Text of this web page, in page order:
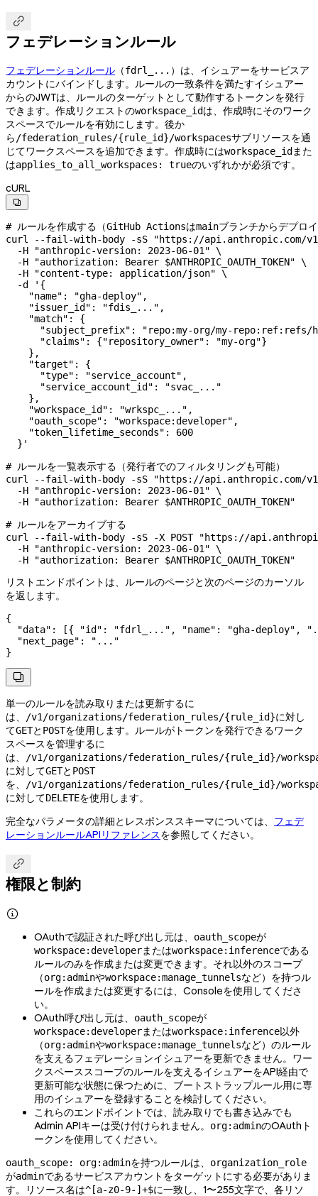

フェデレーションルール
フェデレーションルール （fdrl_... ）は、イシュアーをサービスア
カウントにバインドします。ルールの一致条件を満たすイシュアー
からのJWTは、ルールのターゲットとして動作するトークンを発行
できます。作成リクエストのworkspace_idは、作成時にそのワーク
スペースでルールを有効にします。後か
ら/federation_rules/{rule_id}/workspacesサブリソースを通
じてワークスペースを追加できます。作成時にはworkspace_id また
はapplies_to_all_workspaces: trueのいずれかが必須です。
cURL

# ルールを作成する（GitHub Actionsはmainブランチからデプロ
curl --fail-with-body -sS "https://api.anthropic.com/
  -H
"anthropic-version: 2023-06-01" \
  -H
"authorization: Bearer $ANTHROPIC_OAUTH_TOKEN" \
  -H
"content-type: application/json" \
  -d
'{
    "name": "gha-deploy",
    "issuer_id": "fdis_...",
    "match": {
"subject_prefix": "repo:my-org/my-repo:ref:refs/
      "claims": {"repository_owner": "my-org"}
    },
    "target": {
      "type": "service_account",
      "service_account_id": "svac_..."
    },
    "workspace_id": "wrkspc_...",
    "oauth_scope": "workspace:developer",
    "token_lifetime_seconds": 600
  }'
# ルールを一覧表示する（発行者でのフィルタリングも可能）
curl --fail-with-body -sS "https://api.anthropic.com/
  -H
"anthropic-version: 2023-06-01" \
  -H
"authorization: Bearer $ANTHROPIC_OAUTH_TOKEN"
# ルールをアーカイブする
curl --fail-with-body -sS -X POST "https://
  -H
"anthropic-version: 2023-06-01" \
  -H
"authorization: Bearer $ANTHROPIC_OAUTH_TOKEN"
リストエンドポイントは、ルールのページと次のページのカーソル
を返します。
{
  "data"
: [{ "id" : "fdrl_..." , "name" : "gha-deploy" ,
  "next_page"
:
"..."
}

単一のルールを読み取りまたは更新するに
は、
/v1/organizations/federation_rules/{rule_id}に対し
てGETと POSTを使用します。ルールがトークンを発行できるワーク
スペースを管理するに
は、
/v1/organizations/federation_rules/{rule_id}/
に対してGETと POST
を、 /v1/organizations/federation_rules/{rule_id}/
に対してDELETEを使用します。
完全なパラメータの詳細とレスポンススキーマについては、 フェデ
レーションルールAPIリファレンスを参照してください。

権限と制約

OAuthで認証された呼び出し元は、 oauth_scopeが
workspace:developerまたはworkspace:inferenceである
ルールのみを作成または変更できます。それ以外のスコープ
（org:adminやworkspace:manage_tunnelsなど）を持つル
ールを作成または変更するには、Consoleを使用してくださ
い。
OAuth呼び出し元は、
oauth_scopeが
workspace:developerまたはworkspace:inference以外
（org:adminやworkspace:manage_tunnelsなど）のルール
を支えるフェデレーションイシュアーを更新できません。ワー
クスペーススコープのルールを支えるイシュアーをAPI経由で
更新可能な状態に保つために、ブートストラップルール用に専
用のイシュアーを登録することを検討してください。
これらのエンドポイントでは、読み取りでも書き込みでも
Admin APIキーは受け付けられません。
org:adminのOAuthト
ークンを使用してください。
oauth_scope: org:adminを持つルールは、 organization_role
がadminであるサービスアカウントをターゲットにする必要がありま
す。リソース名は^[a-z0-9-]+$に一致し、1〜255文字で、各リソ